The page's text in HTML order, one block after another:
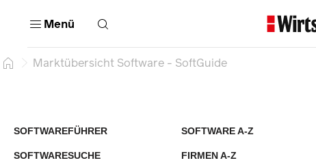
Menü
Marktübersicht Software - SoftGuide
SOFTWAREFÜHRER SOFTWARE A-Z
SOFTWARESUCHE FIRMEN A-Z